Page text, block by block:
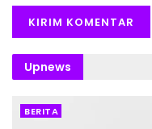
Upnews
BERITA